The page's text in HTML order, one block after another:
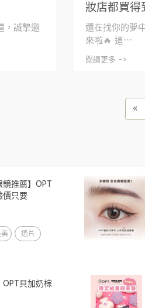
，誠摯邀
妝店都買得
還在找你的夢
來啦🔥 這⋯
閱讀更多 ->
«
鏡推薦】OPT
價只要
美 透片
OPT貝加奶棕